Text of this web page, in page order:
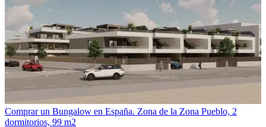
Comprar un Bungalow en España. Zona de la Zona Pueblo, 2
dormitorios, 99 m2